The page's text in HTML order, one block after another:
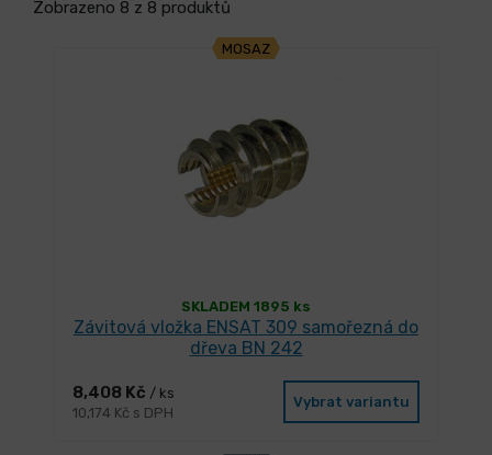
Zobrazeno 8 z 8 produktů
MOSAZ
SKLADEM 1895 ks
Závitová vložka ENSAT 309 samořezná do
dřeva BN 242
8,408 Kč / ks
10,174 Kč s DPH
Vybrat variantu